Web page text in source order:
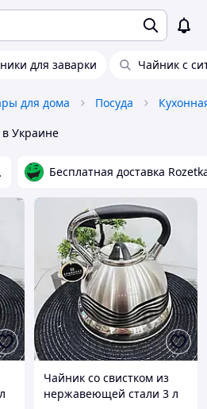
для заварки Чайник с
для дома Посуда
в Украине
Бесплатная доставка
Чайник со свистком из
нержавеющей стали 3 л